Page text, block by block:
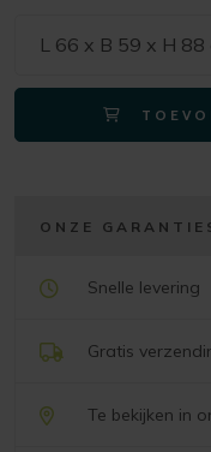
L 66 x B 59 x H 88
ONZE
Snelle levering
Gratis
Te bekijken in